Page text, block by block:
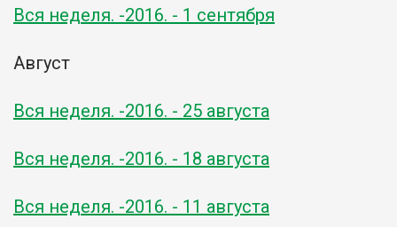
Вся неделя. -2016. - 1 сентября
Август
Вся неделя. -2016. - 25 августа
Вся неделя. -2016. - 18 августа
Вся неделя. -2016. - 11 августа